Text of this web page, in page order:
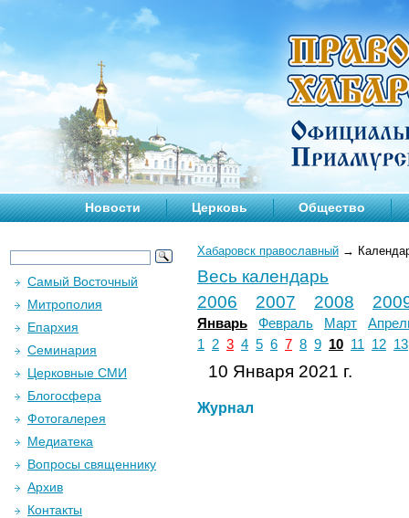
Новости Церковь Общество
Хабаровск православный →
Весь календарь
2006
2007 2008
Январь Февраль Март
1
2 3 4 5 6 7 8 9 10 11 12 13
10 Января 2021 г.
Журнал
Самый Восточный
Митрополия
Епархия
Семинария
Церковные СМИ
Блогосфера
Фотогалерея
Медиатека
Вопросы священнику
Архив
Контакты